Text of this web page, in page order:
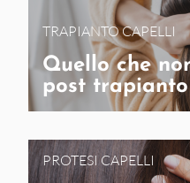
TRAPIANTO CAPELLI
Quello che
post trapianto
PROTESI CAPELLI